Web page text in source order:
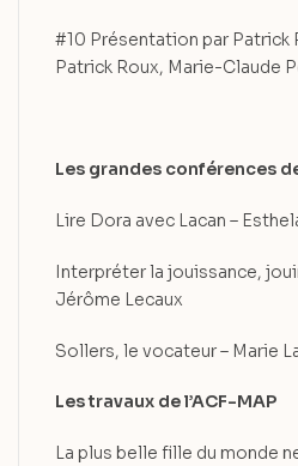
#10 Présentation par Patrick
Patrick Roux, Marie-Claude
Les grandes conférences
Lire Dora avec Lacan –
Interpréter la jouissance,
Jérôme Lecaux
Sollers, le vocateur – Marie
Les travaux de l’ACF-MAP
La plus belle fille du monde